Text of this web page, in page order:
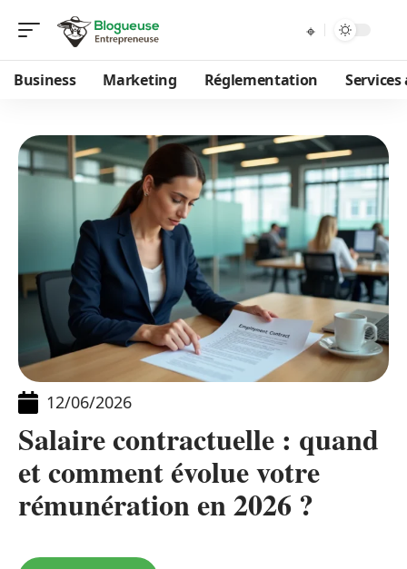
Business Marketing Réglementation
12/06/2026
Salaire contractuelle : quand
et comment évolue votre
rémunération en 2026 ?